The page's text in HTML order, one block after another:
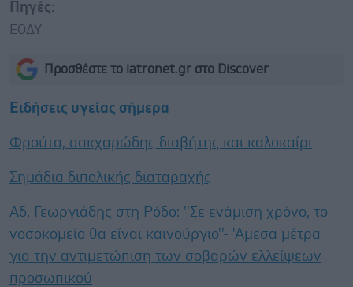
Πηγές:
ΕΟΔΥ
Προσθέστε το iatronet.gr στο Discover
Ειδήσεις υγείας σήμερα
Φρούτα, σακχαρώδης διαβήτης και καλοκαίρι
Σημάδια διπολικής διαταραχής
Αδ. Γεωργιάδης στη Ρόδο: ''Σε ενάμιση χρόνο, το
νοσοκομείο θα είναι καινούργιο''- 'Αμεσα μέτρα
για την αντιμετώπιση των σοβαρών ελλείψεων
προσωπικού